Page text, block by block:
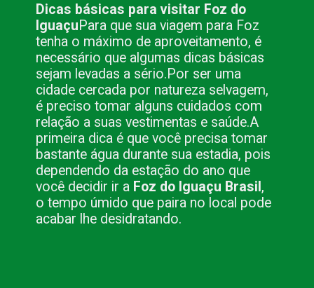
Dicas básicas para visitar Foz do
IguaçuPara que sua viagem para Foz
tenha o máximo de aproveitamento, é
necessário que algumas dicas básicas
sejam levadas a sério.Por ser uma
cidade cercada por natureza selvagem,
é preciso tomar alguns cuidados com
relação a suas vestimentas e saúde.A
primeira dica é que você precisa tomar
bastante água durante sua estadia, pois
dependendo da estação do ano que
você decidir ir a Foz do Iguaçu Brasil ,
o tempo úmido que paira no local pode
acabar lhe desidratando.